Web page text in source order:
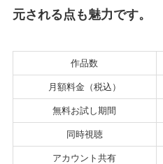
元される点も魅力です。
作品数
月額料金（税込）
無料お試し期間
同時視聴
アカウント共有